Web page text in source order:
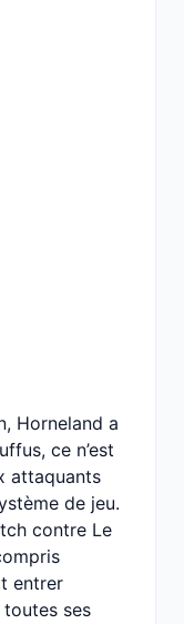
Horneland a
ce n’est
attaquants
de jeu.
contre Le
entrer
toutes ses